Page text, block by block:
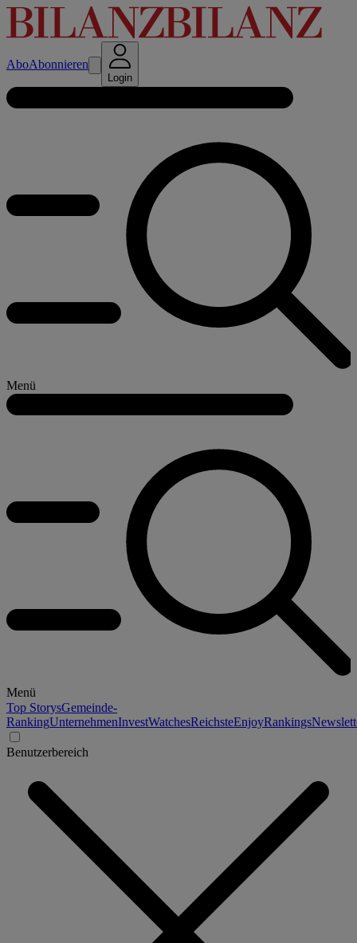
AboAbonnieren
Login
Menü
Menü
Top StorysGemeinde-
RankingUnternehmenInvestWatchesReichsteEnjoyRankings
Benutzerbereich